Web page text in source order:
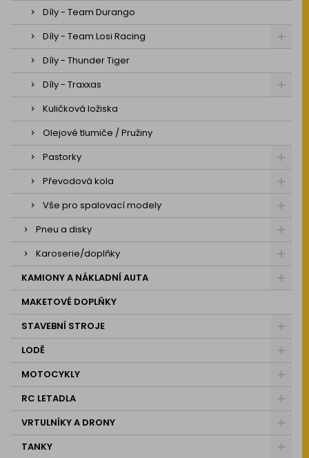
Díly - Team Durango
Díly - Team Losi Racing
Díly - Thunder Tiger
Díly - Traxxas
Kuličková ložiska
Olejové tlumiče / Pružiny
Pastorky
Převodová kola
Vše pro spalovací modely
Pneu a disky
Karoserie/doplňky
KAMIONY A NÁKLADNÍ AUTA
MAKETOVÉ DOPLŇKY
STAVEBNÍ STROJE
LODĚ
MOTOCYKLY
RC LETADLA
VRTULNÍKY A DRONY
TANKY